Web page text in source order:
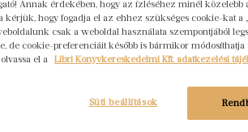
Interjúk Beleolvasó A hónap
és a romantasy műfaj
Nincs hozzászólás
a közelmúltban meghódította az irodalmi
Annak érdekében, hogy az ízléséhez minél
kérjük, hogy fogadja el az ehhez szükséges cookie-kat a
csak a weboldal használata szempontjából
de cookie-preferenciáit később is bármikor módosíthatja
el a Libri Könyvkereskedelmi Kft. adatkezelési
Süti beállítások